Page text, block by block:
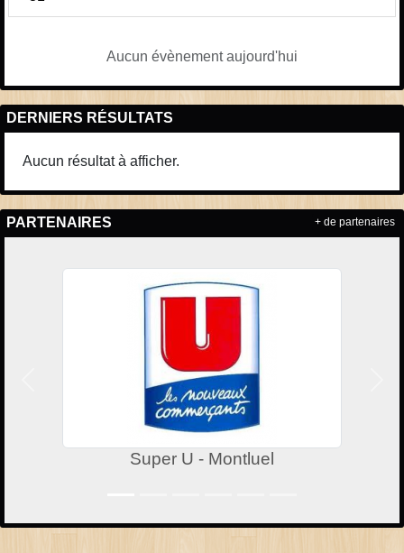
Aucun évènement aujourd'hui
DERNIERS RÉSULTATS
Aucun résultat à afficher.
PARTENAIRES
Super U - Montluel
+ de partenaires